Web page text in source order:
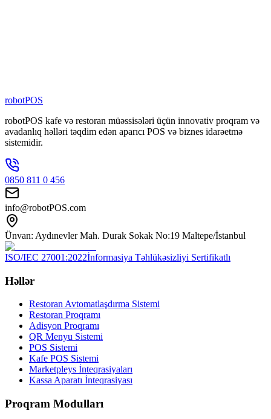
robotPOS
robotPOS kafe və restoran müəssisələri üçün innovativ proqram və
avadanlıq həlləri təqdim edən aparıcı POS və biznes idarəetmə
sistemidir.
0850 811 0 456
info@robotPOS.com
Ünvan: Aydınevler Mah. Durak Sokak No:19 Maltepe/İstanbul
ISO/IEC 27001:2022İnformasiya Təhlükəsizliyi Sertifikatlı
Həllər
Restoran Avtomatlaşdırma Sistemi
Restoran Proqramı
Adisyon Proqramı
QR Menyu Sistemi
POS Sistemi
Kafe POS Sistemi
Marketpleys İnteqrasiyaları
Kassa Aparatı İnteqrasiyası
Proqram Modulları